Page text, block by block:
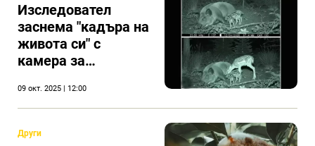
Изследовател
заснема "кадъра на
живота си" с
камера за
дивата природа.
09 окт. 2025 | 12:00
Други